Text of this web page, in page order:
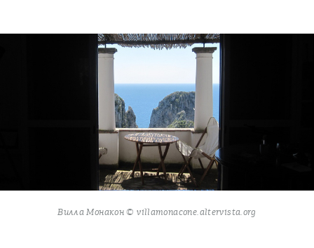
Вилла Монакон © villamonacone.altervista.org